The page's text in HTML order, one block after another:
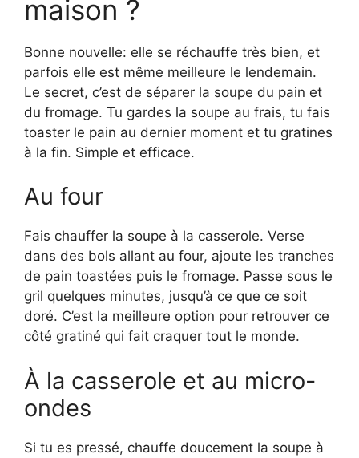
maison ?
Bonne nouvelle: elle se réchauffe très bien, et
parfois elle est même meilleure le lendemain.
Le secret, c’est de séparer la soupe du pain et
du fromage. Tu gardes la soupe au frais, tu fais
toaster le pain au dernier moment et tu gratines
à la fin. Simple et efficace.
Au four
Fais chauffer la soupe à la casserole. Verse
dans des bols allant au four, ajoute les tranches
de pain toastées puis le fromage. Passe sous le
gril quelques minutes, jusqu’à ce que ce soit
doré. C’est la meilleure option pour retrouver ce
côté gratiné qui fait craquer tout le monde.
À la casserole et au micro-
ondes
Si tu es pressé, chauffe doucement la soupe à